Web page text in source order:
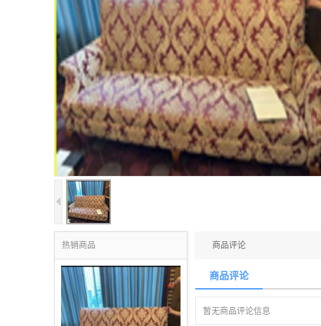
热销商品 商品评论
商品评论
暂无商品评论信息